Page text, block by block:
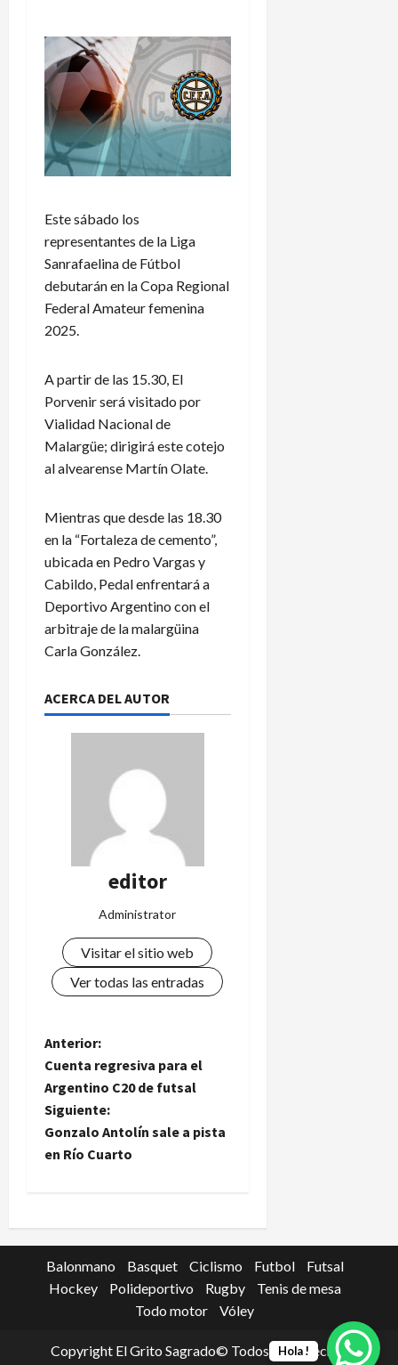
Este sábado los
representantes de la Liga
Sanrafaelina de Fútbol
debutarán en la Copa Regional
Federal Amateur femenina
2025.
A partir de las 15.30, El
Porvenir será visitado por
Vialidad Nacional de
Malargüe; dirigirá este cotejo
al alvearense Martín Olate.
Mientras que desde las 18.30
en la “Fortaleza de cemento”,
ubicada en Pedro Vargas y
Cabildo, Pedal enfrentará a
Deportivo Argentino con el
arbitraje de la malargüina
Carla González.
ACERCA DEL AUTOR
editor
Administrator
Visitar el sitio web
Ver todas las entradas
N
a
v
e
a
c
ó
Anterior:
Cuenta regresiva para el
Argentino C20 de futsal
Siguiente:
Gonzalo Antolín sale a pista
en Río Cuarto
Balonmano Basquet Ciclismo Futbol
Futsal
Hockey
Polideportivo Rugby
Tenis de mesa
Todo motor
Vóley
Copyright El Grito Sagrado© Todos los derechos
Hola !